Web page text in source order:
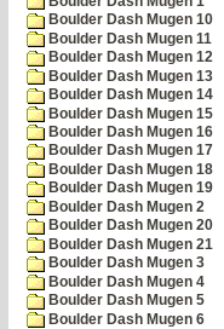
Boulder Dash Mugen 10
Boulder Dash Mugen 11
Boulder Dash Mugen 12
Boulder Dash Mugen 13
Boulder Dash Mugen 14
Boulder Dash Mugen 15
Boulder Dash Mugen 16
Boulder Dash Mugen 17
Boulder Dash Mugen 18
Boulder Dash Mugen 19
Boulder Dash Mugen 2
Boulder Dash Mugen 20
Boulder Dash Mugen 21
Boulder Dash Mugen 3
Boulder Dash Mugen 4
Boulder Dash Mugen 5
Boulder Dash Mugen 6